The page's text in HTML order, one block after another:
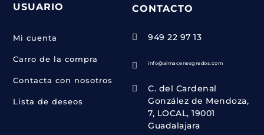
USUARIO
Mi cuenta
Carro de la compra
Contacta con nosotros
Lista de deseos
CONTACTO
 949 22 97 13
 info@almacenesgredos.com

C. del Cardenal
González de Mendoza,
7, LOCAL, 19001
Guadalajara